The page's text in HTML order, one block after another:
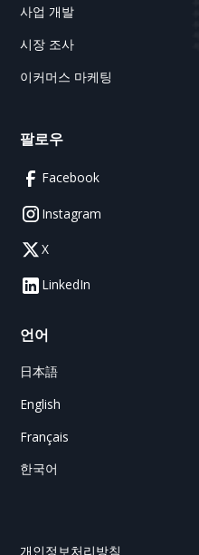
사업 개발
시장 조사
이커머스 마케팅
팔로우
Facebook
Instagram
X
LinkedIn
언어
日本語
English
Français
한국어
개인정보처리방침